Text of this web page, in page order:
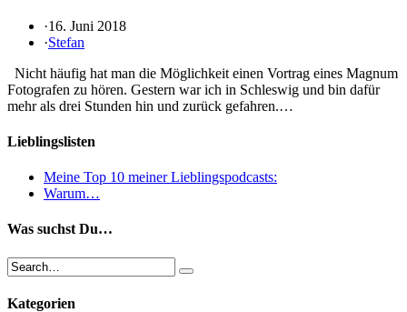
·16. Juni 2018
·Stefan
Nicht häufig hat man die Möglichkeit einen Vortrag eines Magnum
Fotografen zu hören. Gestern war ich in Schleswig und bin dafür
mehr als drei Stunden hin und zurück gefahren.…
Lieblingslisten
Meine Top 10 meiner Lieblingspodcasts:
Warum…
Was suchst Du…
Kategorien